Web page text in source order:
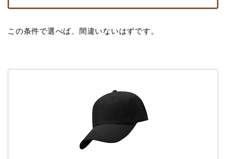
この条件で選べば、間違いないはずです。